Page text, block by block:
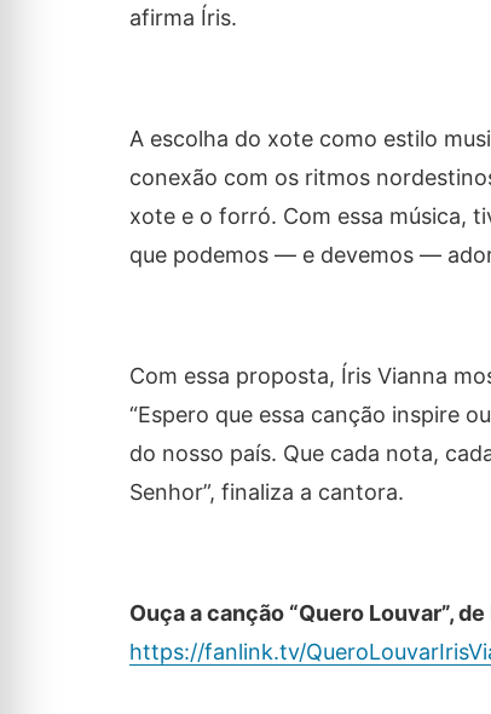
afirma Íris.
A escolha do xote como estilo
conexão com os ritmos
xote e o forró. Com essa música,
que podemos — e devemos —
Com essa proposta, Íris Vianna
“Espero que essa canção inspire
do nosso país. Que cada nota,
Senhor”, finaliza a cantora.
Ouça a canção “Quero Louvar”,
https://fanlink.tv/